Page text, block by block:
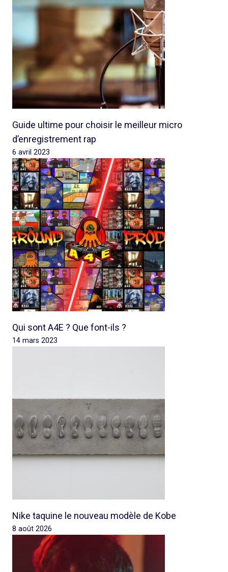
Guide ultime pour choisir le meilleur micro
d’enregistrement rap
6 avril 2023
Qui sont A4E ? Que font-ils ?
14 mars 2023
Nike taquine le nouveau modèle de Kobe
8 août 2026